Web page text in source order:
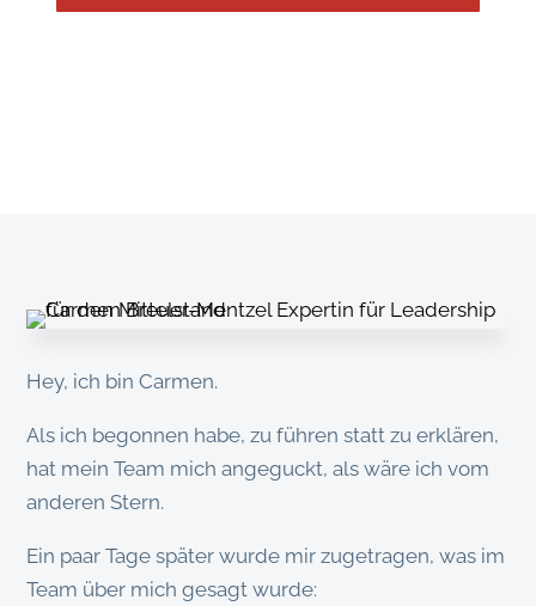
Hey, ich bin Carmen.
Als ich begonnen habe, zu führen statt zu erklären,
hat mein Team mich angeguckt, als wäre ich vom
anderen Stern.
Ein paar Tage später wurde mir zugetragen, was im
Team über mich gesagt wurde: